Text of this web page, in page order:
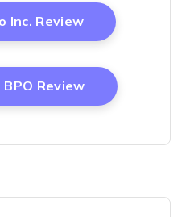
Inc. ReviewOpens New
BPO ReviewOpens New